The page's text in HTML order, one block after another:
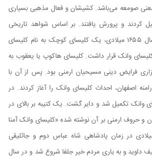
معنی صومعه می‌باشد. کشیشان و فعال مذهبی بسیاری
کردند و پرورش یافتند. بر اساس شواهد تاریخی
می‌دانیم که تا قبل از سال ۱۶۵۵ میلادی، یک کلیسای کوچک به نام کلیسای
وانک قرار داشت. کلیسای هاکوپ یا یعقوب به
فرایض دینی مسیحیان ارمنی بود. پس از آن با
اصفهان، احداث کلیسای وانک را آغاز کردند. در
کلیسای وانک تکمیل شد و دایر گشت. یک کتیبه بر بالای در
و حروف ارمنی بر آن نوشته شده «کلیسای وانک آمنا
در سال ۱۶۵۵ میلادی در زمان پادشاهی شاه عباس دوم و جاثلیقی
داوید و به یاری مردم خیر جلفا شروع شد و در سال